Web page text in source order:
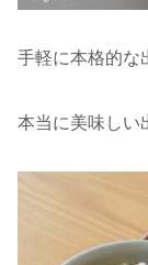
手軽に本格的な
本当に美味しい